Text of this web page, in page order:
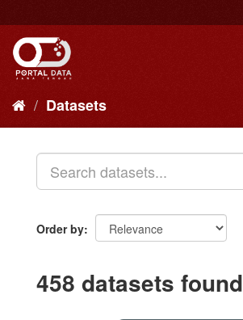
to
content
Datasets
Order by
458 datasets found